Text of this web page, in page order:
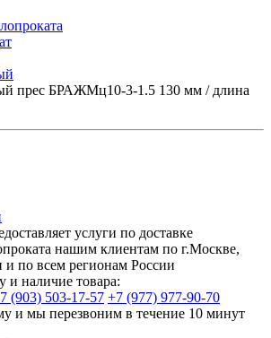
прес БРАЖМц10-3-1.5 130 мм / длина
услуги по доставке
нашим клиентам по г.Москве,
и по всем регионам России
и наличие товара:
(903) 503-17-57 +7 (977) 977-90-70
и мы перезвоним в течение 10 минут